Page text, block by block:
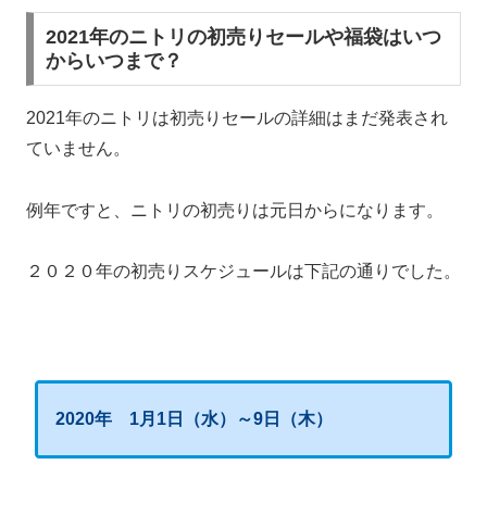
2021年のニトリの初売りセールや福袋はいつ
からいつまで？
2021年のニトリは初売りセールの詳細はまだ発表され
ていません。
例年ですと、ニトリの初売りは元日からになります。
２０２０年の初売りスケジュールは下記の通りでした。
2020年 1月1日（水）～9日（木）